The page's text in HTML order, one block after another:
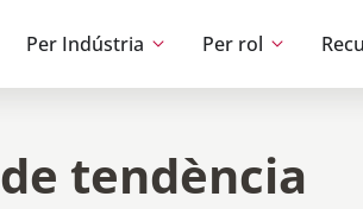
Per Indústria Per rol
de tendència